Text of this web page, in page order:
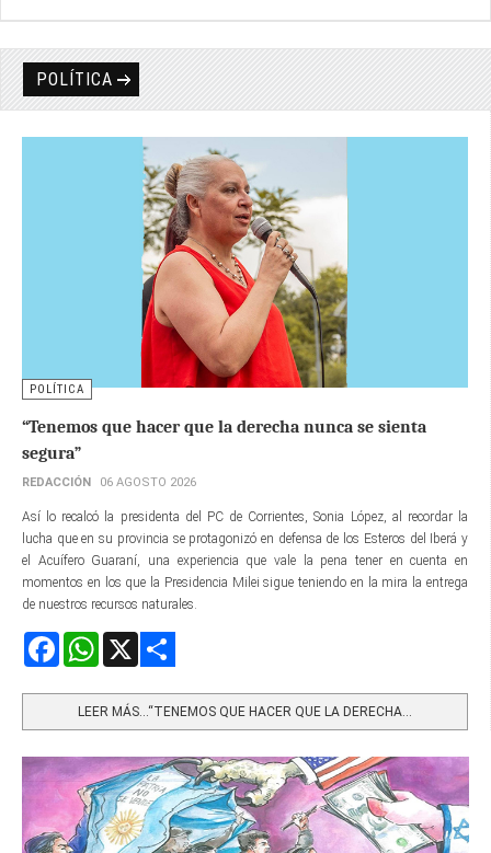
POLÍTICA
POLÍTICA
“Tenemos que hacer que la derecha nunca se sienta
segura”
REDACCIÓN 06 AGOSTO 2026
Así lo recalcó la presidenta del PC de Corrientes, Sonia López, al recordar la
lucha que en su provincia se protagonizó en defensa de los Esteros del Iberá y
el Acuífero Guaraní, una experiencia que vale la pena tener en cuenta en
momentos en los que la Presidencia Milei sigue teniendo en la mira la entrega
de nuestros recursos naturales.
FacebookWhatsApp
LEER MÁS…“TENEMOS QUE HACER QUE LA DERECHA...